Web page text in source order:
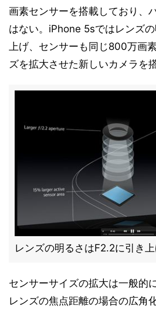
画素センサーを搭載しており、
はない。iPhone 5sではレンズ
上げ、センサーも同じ800万画
ズを拡大させた新しいカメラを
レンズの明るさはF2.2に引き
センサーサイズの拡大は一般的
レンズの焦点距離の場合の広角